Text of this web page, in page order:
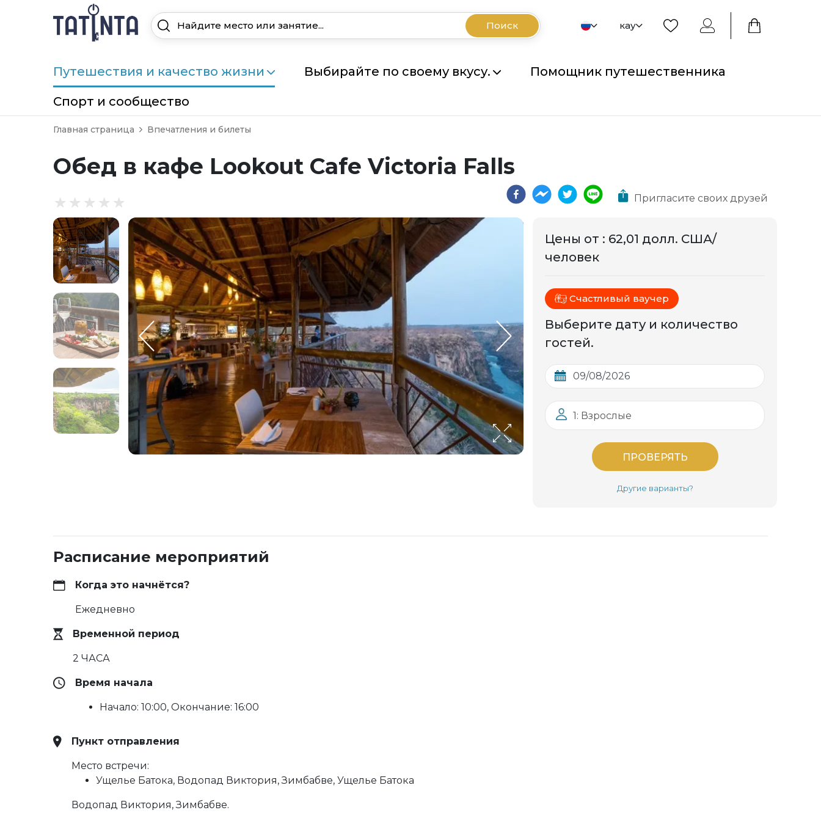
Поиск кау
Путешествия и качество жизни Выбирайте по своему вкусу. Помощник путешественника
Спорт и сообщество
Главная страница Впечатления и билеты
Обед в кафе Lookout Cafe Victoria Falls
Пригласите своих друзей
Цены от : 62,01 долл. США/
человек
Счастливый ваучер
Выберите дату и количество
гостей.
1: Взрослые
ПРОВЕРЯТЬ
Другие варианты?
Расписание мероприятий
Когда это начнётся?
Ежедневно
Временной период
2 ЧАСА
Время начала
Начало: 10:00, Окончание: 16:00
Пункт отправления
Место встречи:
Ущелье Батока, Водопад Виктория, Зимбабве, Ущелье Батока
Водопад Виктория, Зимбабве.